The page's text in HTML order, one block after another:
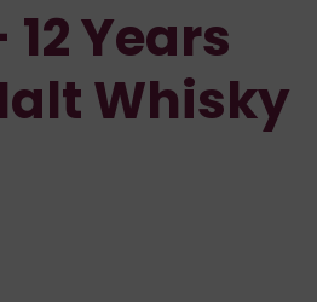
Years
Whisky